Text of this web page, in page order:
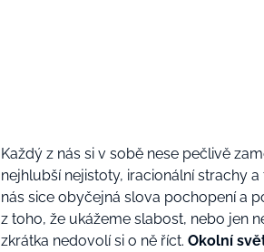
Každý z nás si v sobě nese pečlivě
nejhlubší nejistoty, iracionální strachy
nás sice obyčejná slova pochopení a
z toho, že ukážeme slabost, nebo jen
zkrátka nedovolí si o ně říct. Okolní